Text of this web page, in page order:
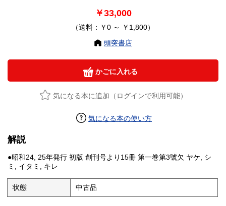
￥33,000
（送料：￥0 ～ ￥1,800）
頭突書店
かごに入れる
気になる本に追加（ログインで利用可能）
気になる本の使い方
解説
●昭和24, 25年発行 初版 創刊号より15冊 第一巻第3號欠 ヤケ, シ
ミ, イタミ, キレ
状態 中古品